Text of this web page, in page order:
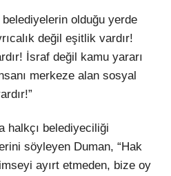
olduğu yerde
değil eşitlik vardır!
İsraf değil kamu yararı
merkeze alan sosyal
halkçı belediyeciliği
söyleyen Duman, “Hak
ayırt etmeden, bize oy